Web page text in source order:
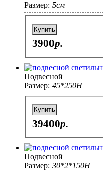
Размер: 5см
Купить
3900p.
Подвесной
Размер: 45*250H
Купить
39400p.
Подвесной
Размер: 30*2*150H